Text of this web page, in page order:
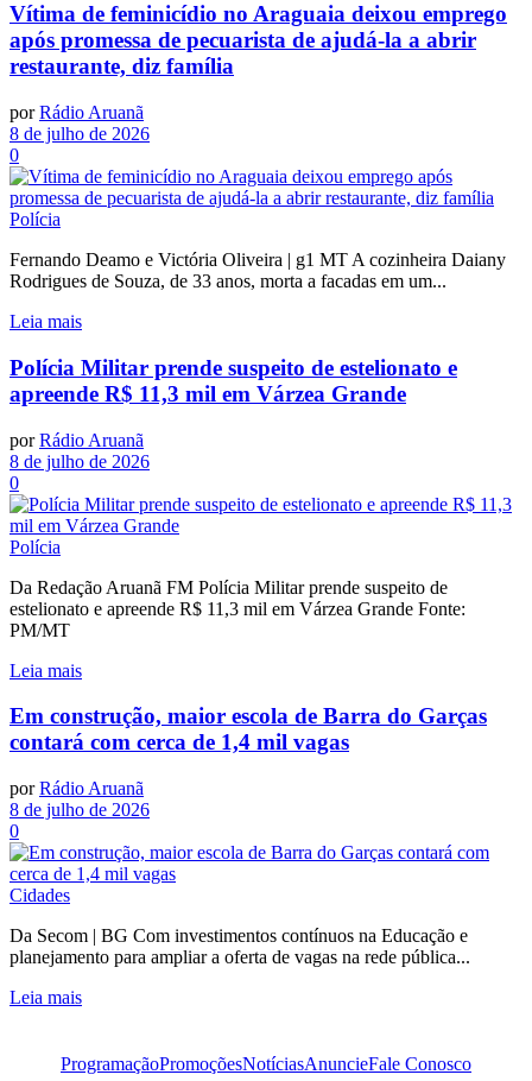
Vítima de feminicídio no Araguaia deixou emprego
após promessa de pecuarista de ajudá-la a abrir
restaurante, diz família
por Rádio Aruanã
8 de julho de 2026
0
Polícia
Fernando Deamo e Victória Oliveira | g1 MT A cozinheira Daiany
Rodrigues de Souza, de 33 anos, morta a facadas em um...
Leia mais
Polícia Militar prende suspeito de estelionato e
apreende R$ 11,3 mil em Várzea Grande
por Rádio Aruanã
8 de julho de 2026
0
Polícia
Da Redação Aruanã FM Polícia Militar prende suspeito de
estelionato e apreende R$ 11,3 mil em Várzea Grande Fonte:
PM/MT
Leia mais
Em construção, maior escola de Barra do Garças
contará com cerca de 1,4 mil vagas
por Rádio Aruanã
8 de julho de 2026
0
Cidades
Da Secom | BG Com investimentos contínuos na Educação e
planejamento para ampliar a oferta de vagas na rede pública...
Leia mais
ProgramaçãoPromoçõesNotíciasAnuncieFale Conosco